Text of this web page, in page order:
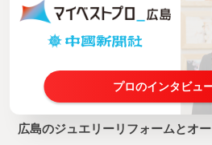
プロのインタビュ
広島のジュエリーリフォームとオ